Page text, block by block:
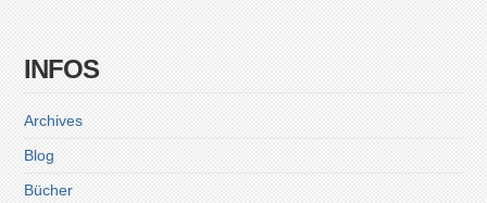
INFOS
Archives
Blog
Bücher